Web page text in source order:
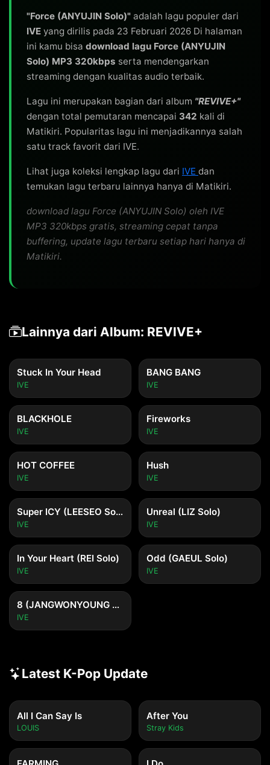
"Force (ANYUJIN Solo)" adalah lagu populer dari
IVE yang dirilis pada 23 Februari 2026 Di halaman
ini kamu bisa download lagu Force (ANYUJIN
Solo) MP3 320kbps serta mendengarkan
streaming dengan kualitas audio terbaik.
Lagu ini merupakan bagian dari album "REVIVE+"
dengan total pemutaran mencapai 342 kali di
Matikiri. Popularitas lagu ini menjadikannya salah
satu track favorit dari IVE.
Lihat juga koleksi lengkap lagu dari IVE dan
temukan lagu terbaru lainnya hanya di Matikiri.
download lagu Force (ANYUJIN Solo) oleh IVE
MP3 320kbps gratis, streaming cepat tanpa
buffering, update lagu terbaru setiap hari hanya di
Matikiri.
Lainnya dari Album: REVIVE+
Stuck In Your Head
IVE
BANG BANG
IVE
BLACKHOLE
IVE
Fireworks
IVE
HOT COFFEE
IVE
Hush
IVE
Super ICY (LEESEO Solo)
IVE
Unreal (LIZ Solo)
IVE
In Your Heart (REI Solo)
IVE
Odd (GAEUL Solo)
IVE
8 (JANGWONYOUNG Solo)
IVE
Latest K-Pop Update
All I Can Say Is
LOUIS
After You
Stray Kids